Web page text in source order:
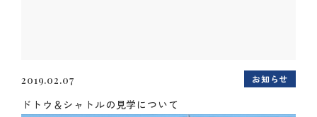
2019.02.07 お知らせ
ドトウ＆シャトルの見学について